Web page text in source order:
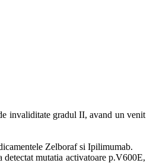
invaliditate gradul II, avand un venit
Zelboraf si Ipilimumab.
mutatia activatoare p.V600E,